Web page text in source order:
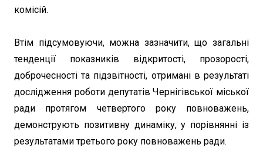
комісій.
Втім підсумовуючи, можна зазначити, що загальні
тенденції показників відкритості, прозорості,
доброчесності та підзвітності, отримані в результаті
дослідження роботи депутатів Чернігівської міської
ради протягом четвертого року повноважень,
демонструють позитивну динаміку, у порівнянні із
результатами третього року повноважень ради.